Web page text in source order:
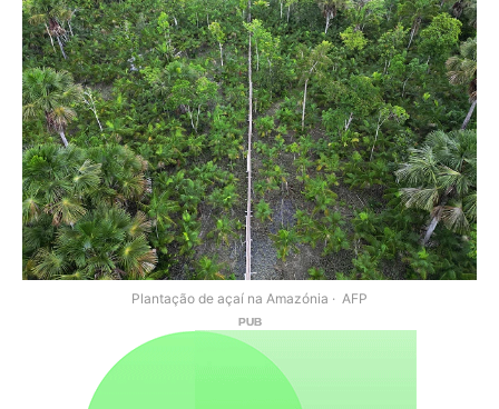
Plantação de açaí na Amazónia AFP